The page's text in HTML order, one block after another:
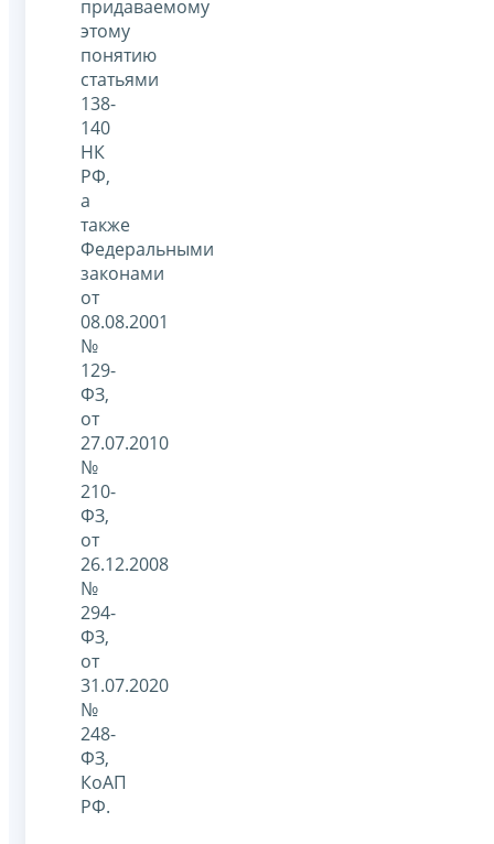
придаваемому
этому
понятию
статьями
138-
140
НК
РФ,
а
также
Федеральными
законами
от
08.08.2001
№
129-
ФЗ,
от
27.07.2010
№
210-
ФЗ,
от
26.12.2008
№
294-
ФЗ,
от
31.07.2020
№
248-
ФЗ,
КоАП
РФ.